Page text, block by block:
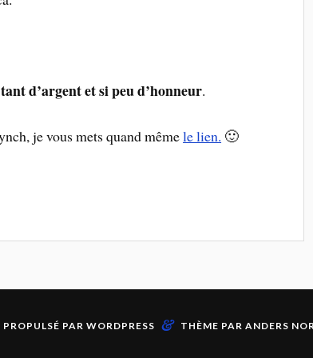
tant d’argent et si peu d’honneur.
je vous mets quand mêmele lien. 🙂
PAR WORDPRESS & THÈME PAR ANDERS